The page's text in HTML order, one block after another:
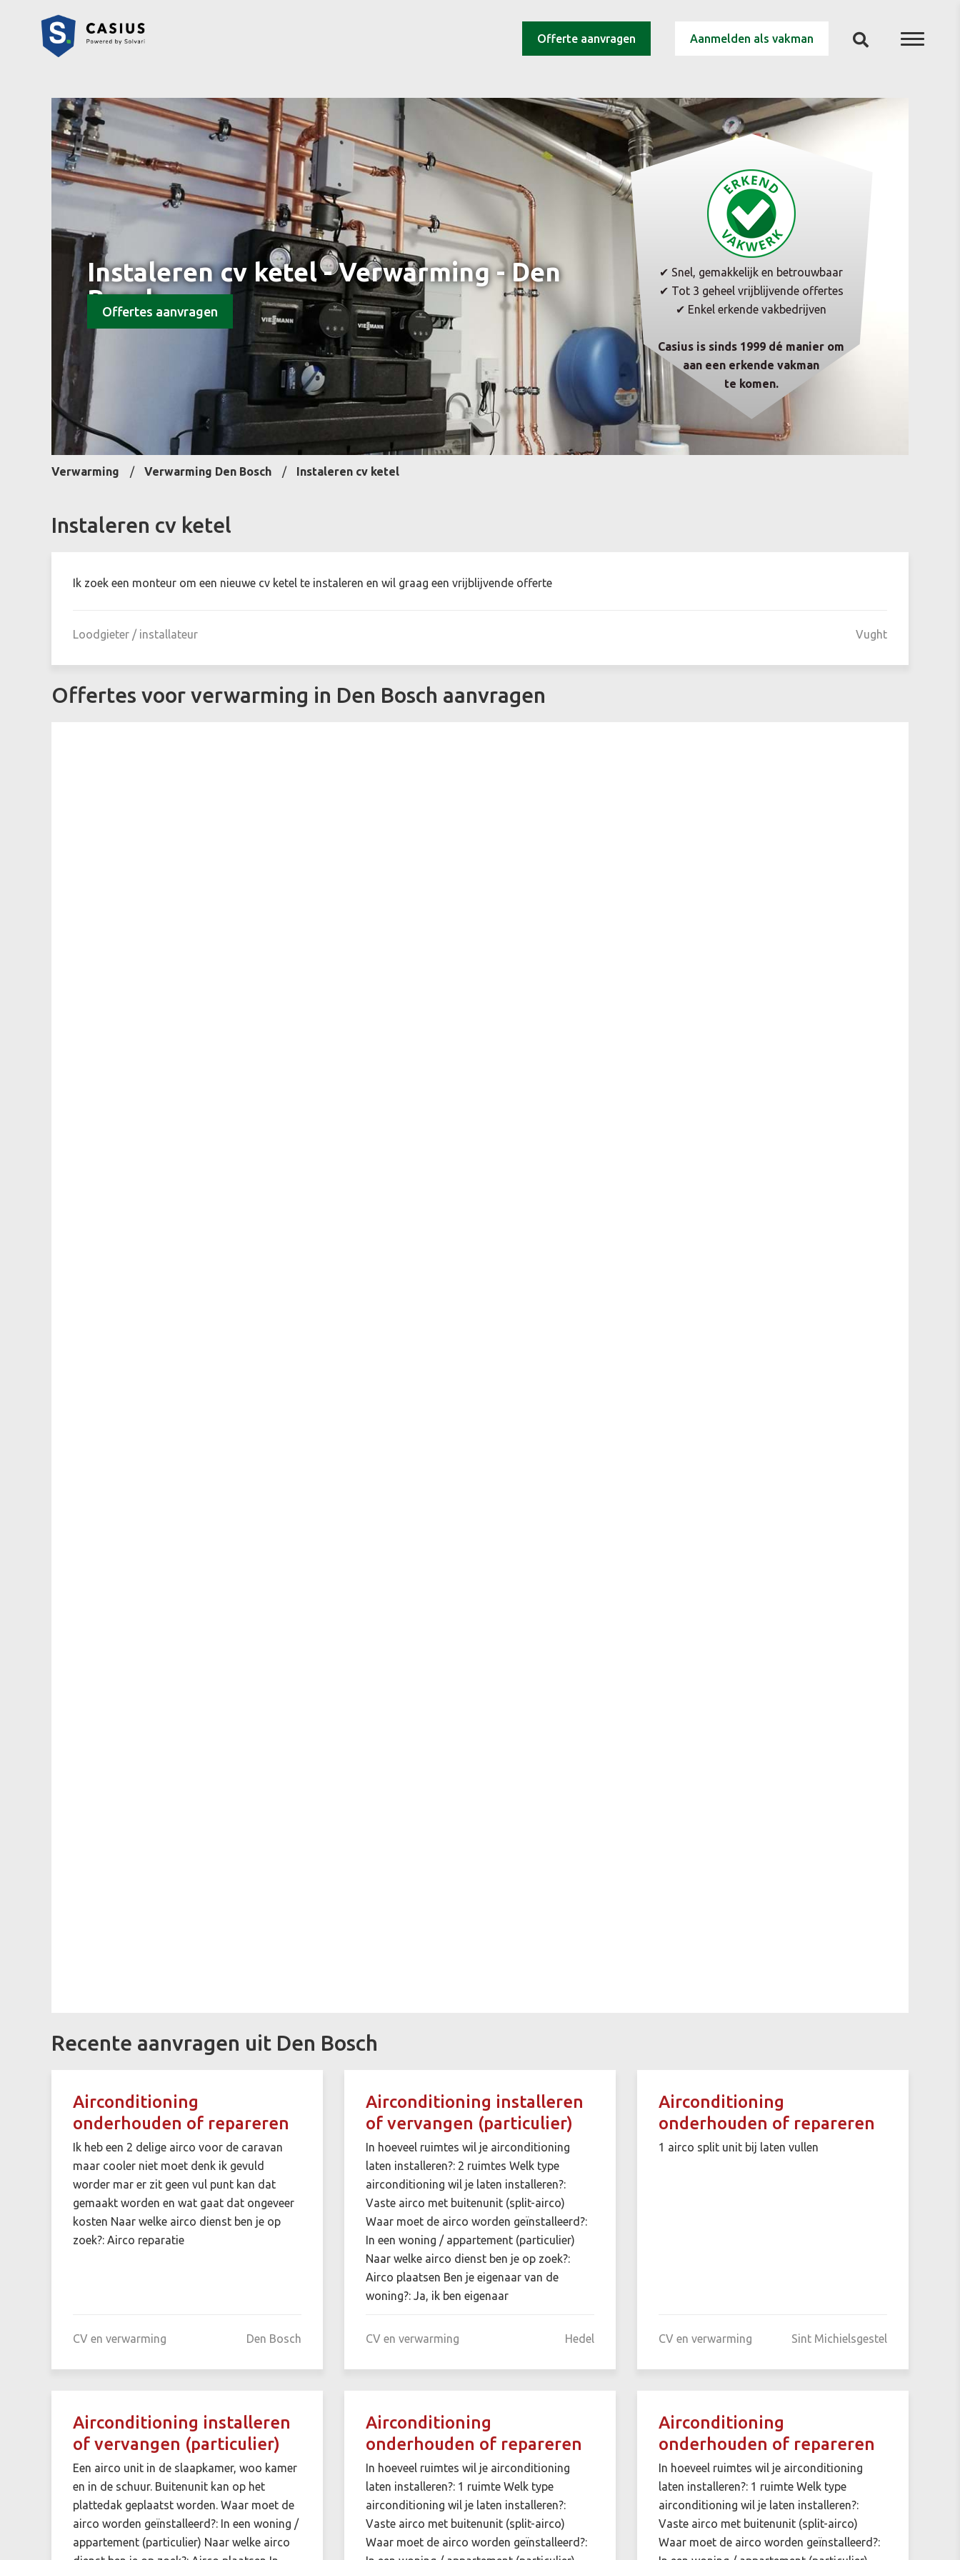
Offerte aanvragen Aanmelden als vakman
Instaleren cv ketel - Verwarming - Den
Bosch
Offertes aanvragen
✔ Snel, gemakkelijk en betrouwbaar
✔ Tot 3 geheel vrijblijvende offertes
✔ Enkel erkende vakbedrijven
Casius is sinds 1999 dé manier om
aan een erkende vakman
te komen.
Verwarming Verwarming Den Bosch Instaleren cv ketel
Instaleren cv ketel
Ik zoek een monteur om een nieuwe cv ketel te instaleren en wil graag een vrijblijvende offerte
Loodgieter / installateur Vught
Offertes voor verwarming in Den Bosch aanvragen
Recente aanvragen uit Den Bosch
Airconditioning
onderhouden of repareren
Ik heb een 2 delige airco voor de caravan
maar cooler niet moet denk ik gevuld
worder mar er zit geen vul punt kan dat
gemaakt worden en wat gaat dat ongeveer
kosten Naar welke airco dienst ben je op
zoek?: Airco reparatie
CV en verwarming Den Bosch
Airconditioning installeren
of vervangen (particulier)
In hoeveel ruimtes wil je airconditioning
laten installeren?: 2 ruimtes Welk type
airconditioning wil je laten installeren?:
Vaste airco met buitenunit (split-airco)
Waar moet de airco worden geïnstalleerd?:
In een woning / appartement (particulier)
Naar welke airco dienst ben je op zoek?:
Airco plaatsen Ben je eigenaar van de
woning?: Ja, ik ben eigenaar
CV en verwarming Hedel
Airconditioning
onderhouden of repareren
1 airco split unit bij laten vullen
CV en verwarming Sint Michielsgestel
Airconditioning installeren
of vervangen (particulier)
Een airco unit in de slaapkamer, woo kamer
en in de schuur. Buitenunit kan op het
plattedak geplaatst worden. Waar moet de
airco worden geïnstalleerd?: In een woning /
appartement (particulier) Naar welke airco
Airconditioning
onderhouden of repareren
In hoeveel ruimtes wil je airconditioning
laten installeren?: 1 ruimte Welk type
airconditioning wil je laten installeren?:
Vaste airco met buitenunit (split-airco)
Waar moet de airco worden geïnstalleerd?:
Airconditioning
onderhouden of repareren
In hoeveel ruimtes wil je airconditioning
laten installeren?: 1 ruimte Welk type
airconditioning wil je laten installeren?:
Vaste airco met buitenunit (split-airco)
Waar moet de airco worden geïnstalleerd?: